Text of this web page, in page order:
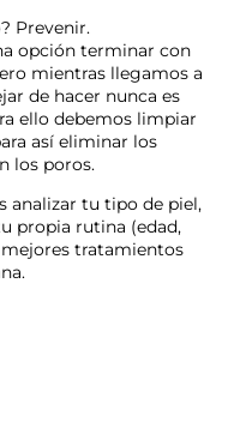
Prevenir.
opción terminar con
mientras llegamos a
de hacer nunca es
ello debemos limpiar
así eliminar los
los poros.
analizar tu tipo de piel,
propia rutina (edad,
tratamientos